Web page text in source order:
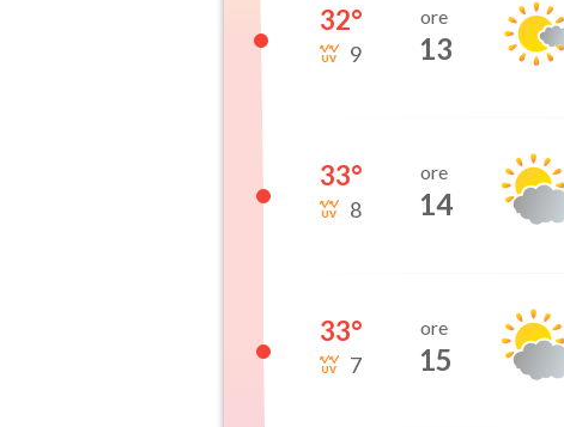
32°
9
ore
13
33°
8
ore
14
33°
7
ore
15